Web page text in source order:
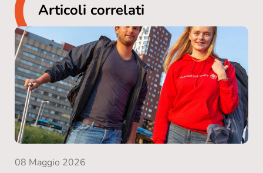
Articoli correlati
08 Maggio 2026